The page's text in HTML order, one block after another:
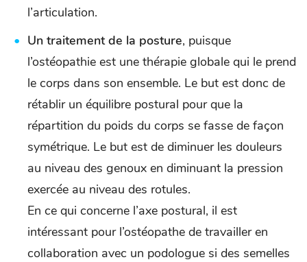
l’articulation.
Un traitement de la posture, puisque
l’ostéopathie est une thérapie globale qui le prend
le corps dans son ensemble. Le but est donc de
rétablir un équilibre postural pour que la
répartition du poids du corps se fasse de façon
symétrique. Le but est de diminuer les douleurs
au niveau des genoux en diminuant la pression
exercée au niveau des rotules.
En ce qui concerne l’axe postural, il est
intéressant pour l’ostéopathe de travailler en
collaboration avec un podologue si des semelles